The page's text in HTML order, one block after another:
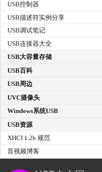
USB控制器
USB描述符实例分享
USB调试笔记
USB连接器大全
USB大容量存储
USB百科
USB周边
UVC摄像头
Windows系统USB
USB资源
XHCI 1.2b 规范
音视频博客